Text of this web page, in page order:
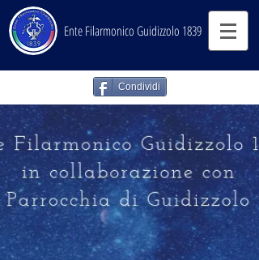
Ente Filarmonico Guidizzolo 1839
Condividi